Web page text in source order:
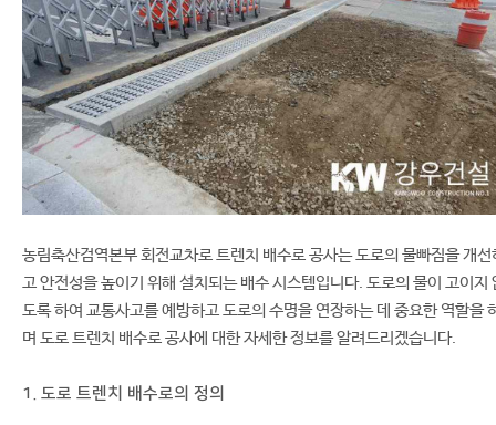
농림축산검역본부 회전교차로 트렌치 배수로 공사는 도로의 물빠짐을 개선
고 안전성을 높이기 위해 설치되는 배수 시스템입니다. 도로의 물이 고이지
도록 하여 교통사고를 예방하고 도로의 수명을 연장하는 데 중요한 역할을
며 도로 트렌치 배수로 공사에 대한 자세한 정보를 알려드리겠습니다.
1. 도로 트렌치 배수로의 정의